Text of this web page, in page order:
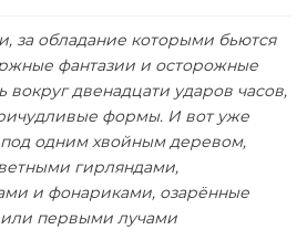
за обладание которыми бьются
фантазии и осторожные
вокруг двенадцати ударов часов,
формы. И вот уже
под одним хвойным деревом,
гирляндами,
и фонариками, озарённые
или первыми лучами